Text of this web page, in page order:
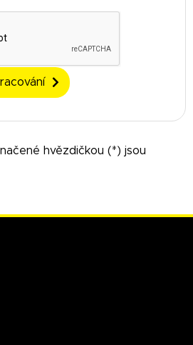
hvězdičkou (*) jsou